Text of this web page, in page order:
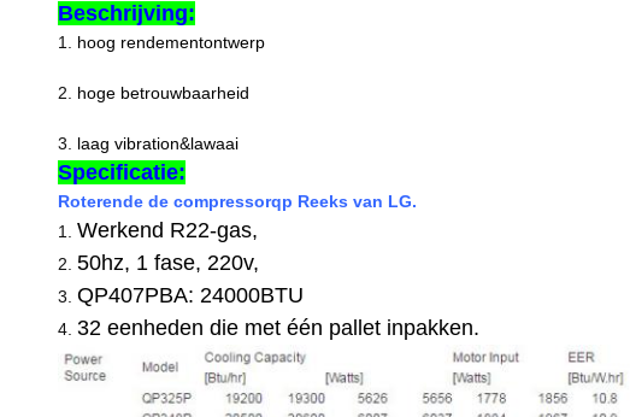
Beschrijving:
1. hoog rendementontwerp
2. hoge betrouwbaarheid
3. laag vibration&lawaai
Specificatie:
Roterende de compressorqp Reeks van LG.
1. Werkend R22-gas,
2. 50hz, 1 fase, 220v,
3. QP407PBA: 24000BTU
4. 32 eenheden die met één pallet inpakken.